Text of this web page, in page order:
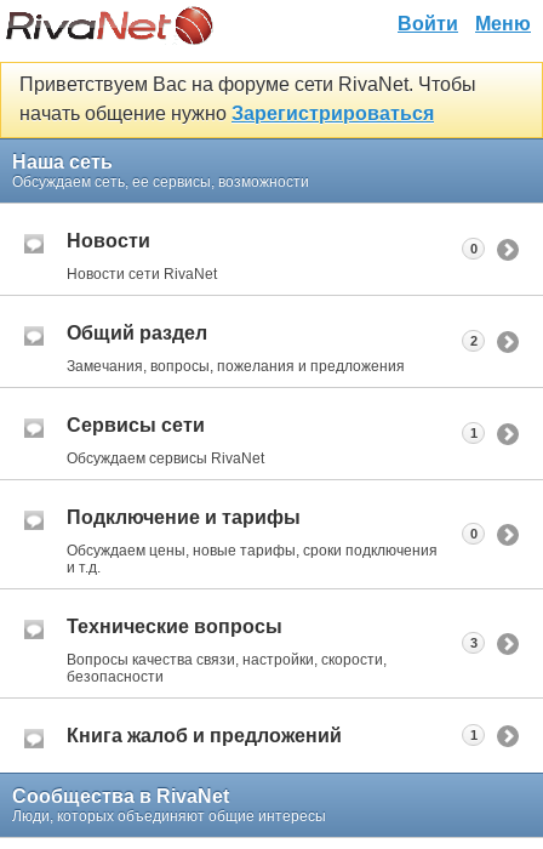
Войти Меню
Приветствуем Вас на форуме сети RivaNet. Чтобы
начать общение нужно Зарегистрироваться
Наша сеть
Обсуждаем сеть, ее сервисы, возможности
Новости
Новости сети RivaNet
0
Общий раздел
Замечания, вопросы, пожелания и предложения
2
Сервисы сети
Обсуждаем сервисы RivaNet
1
Подключение и тарифы
Обсуждаем цены, новые тарифы, сроки подключения
и т.д.
0
Технические вопросы
Вопросы качества связи, настройки, скорости,
безопасности
3
Книга жалоб и предложений 1
Сообщества в RivaNet
Люди, которых объединяют общие интересы